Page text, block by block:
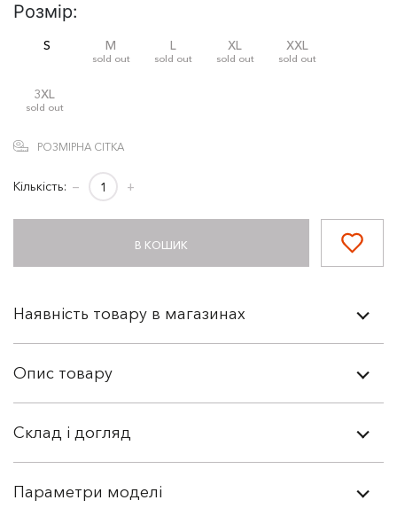
Розмір:
S M
sold out
L
sold out
XL
sold out
XXL
sold out
3XL
sold out
РОЗМІРНА СІТКА
Кількість: − +
В КОШИК
Наявність товару в магазинах
Опис товару
Склад і догляд
Параметри моделі